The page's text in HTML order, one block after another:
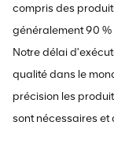
compris des
généralement 90
Notre délai
qualité dans le
précision les
sont nécessaires et